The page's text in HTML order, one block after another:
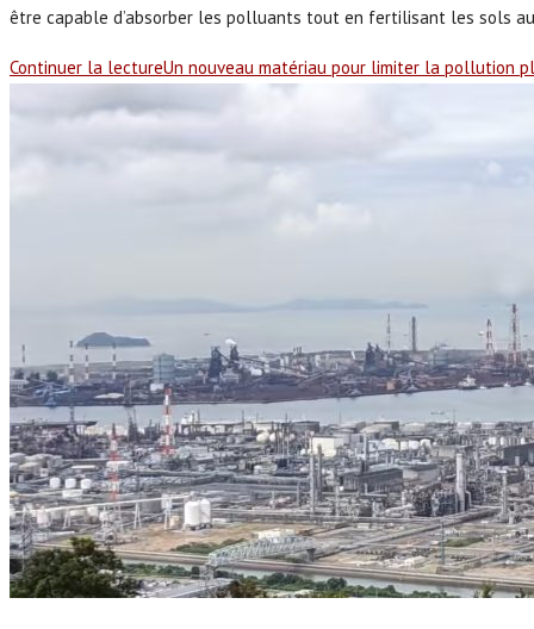
être capable d’absorber les polluants tout en fertilisant les sols
Continuer la lectureUn nouveau matériau pour limiter la pollution